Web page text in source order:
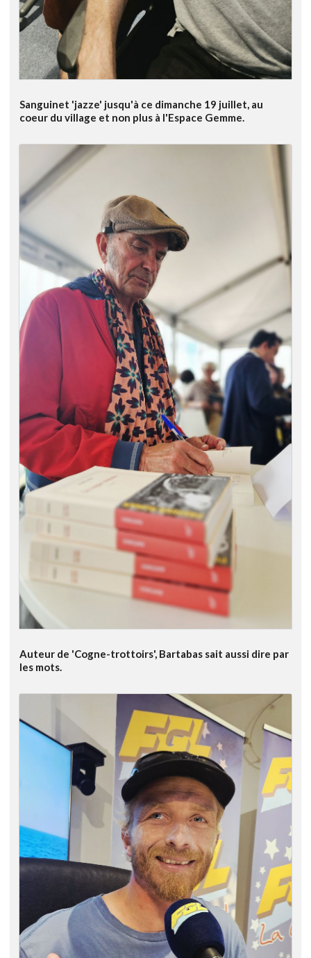
Sanguinet 'jazze' jusqu'à ce dimanche 19 juillet, au
coeur du village et non plus à l'Espace Gemme.
Auteur de 'Cogne-trottoirs', Bartabas sait aussi dire par
les mots.